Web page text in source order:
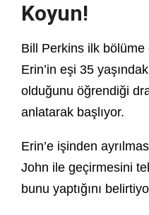
Koyun!
Bill Perkins ilk bölüme
Erin’in eşi 35
olduğunu öğrendiği
anlatarak başlıyor.
Erin’e işinden
John ile geçirmesini
bunu yaptığını